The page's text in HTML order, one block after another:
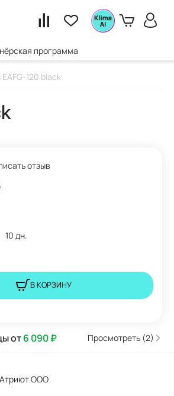
программа
120 black
отзыв
10 дн.
В КОРЗИНУ
от6 090₽ Просмотреть (2)
Атриют ООО